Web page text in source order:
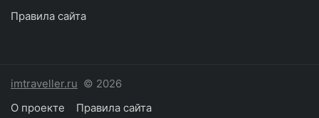
Правила сайта
imtraveller.ru © 2026
О проекте
Правила сайта